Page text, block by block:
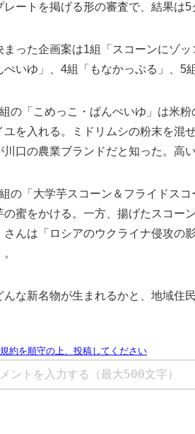
レートを掲げる形の審査で、結果は5
った企画案は1組「スコーンにゾッ
ぺいゆ」、4組「もなかっぷる」、5
の「こめっこ・ぱんぺいゆ」は米粉
ユを入れる。ミドリムシの粉末を混
川口の農業ブランドだと知った。高
の「大学芋スコーン＆フライドスコ
の蜜をかける。一方、揚げたスコー
さんは「ロシアのウクライナ侵攻の
な新名物が生まれるかと、地域住